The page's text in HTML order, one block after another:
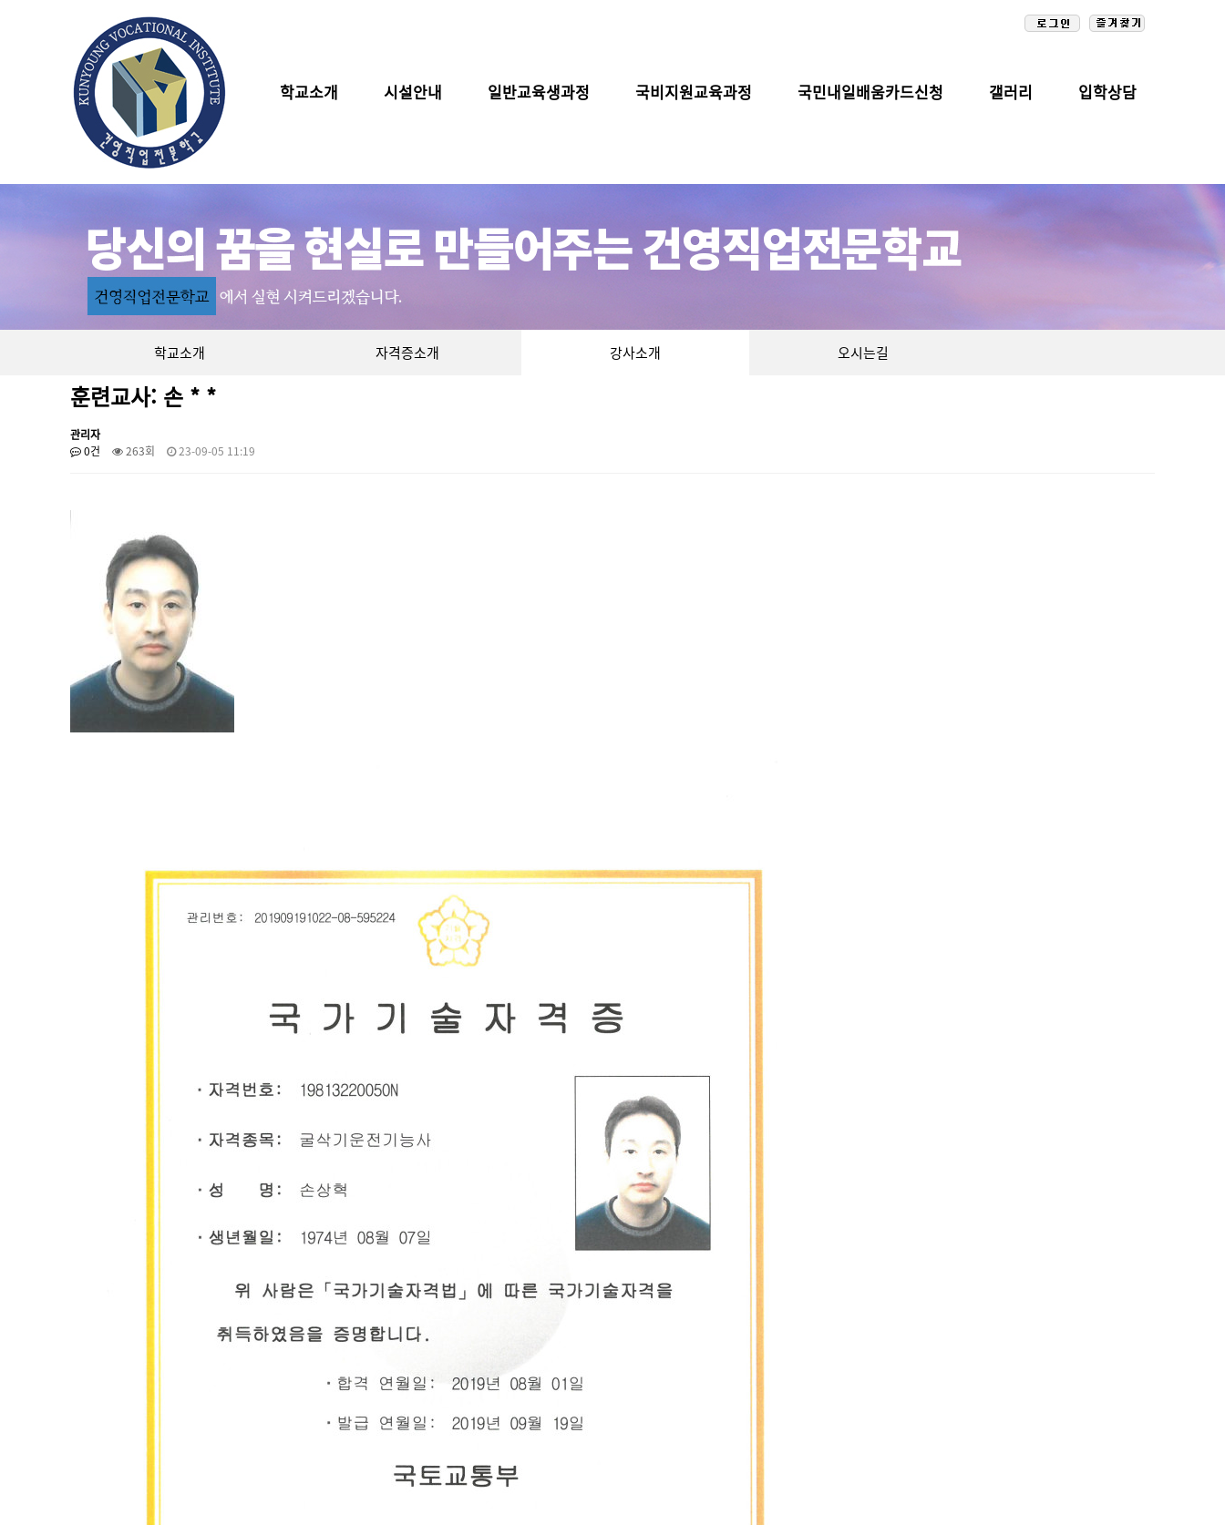
학교소개 시설안내 일반교육생과정 국비지원교육과정 국민내일배움카드신청 갤러리 입학상담
학교소개 자격증소개 강사소개 오시는길
훈련교사: 손 * *
관리자
0건
263회 23-09-05 11:19